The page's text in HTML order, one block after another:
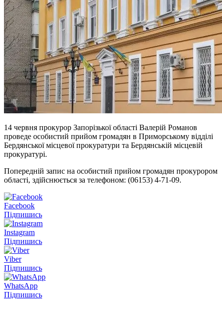
14 червня прокурор Запорізької області Валерій Романов
проведе особистий прийом громадян в Приморському відділі
Бердянської місцевої прокуратури та Бердянській місцевій
прокуратурі.
Попередній запис на особистий прийом громадян прокурором
області, здійснюється за телефоном: (06153) 4-71-09.
Facebook
Підпишись
Instagram
Підпишись
Viber
Підпишись
WhatsApp
Підпишись